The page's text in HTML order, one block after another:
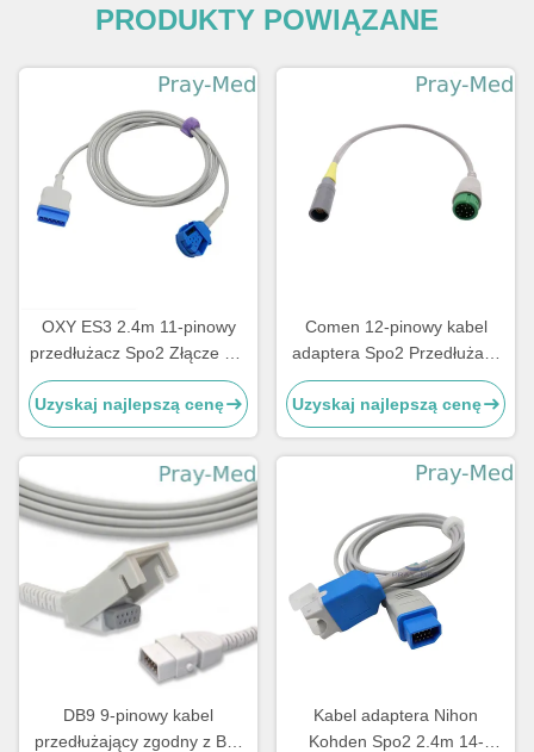
PRODUKTY POWIĄZANE
OXY ES3 2.4m 11-pinowy
przedłużacz Spo2 Złącze GE
z pojedynczym kluczem
Uzyskaj najlepszą cenę
Comen 12-pinowy kabel
adaptera Spo2 Przedłużacz
czujnika Spo2 Szary kolor
Uzyskaj najlepszą cenę
DB9 9-pinowy kabel
przedłużający zgodny z BCI
Kabel adaptera Nihon
Kohden Spo2 2.4m 14-